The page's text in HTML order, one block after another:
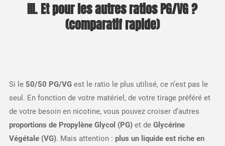
III. Et pour les autres ratios PG/VG ?
(comparatif rapide)
Si le 50/50 PG/VGest le ratio le plus utilisé, ce n’est pas le
seul. En fonction de votre matériel, de votre tirage préféré et
de votre besoin en nicotine, vous pouvez croiser d’autres
proportions de Propylène Glycol (PG)et de Glycérine
Végétale (VG). Mais attention : plus un liquide est riche en